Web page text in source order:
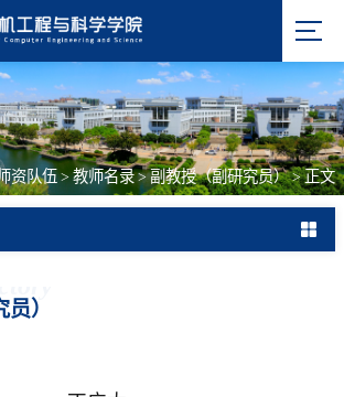
资队伍>教师名录>副教授（副研究员）>正文
）